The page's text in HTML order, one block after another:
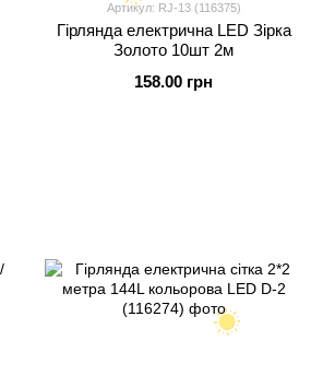
Артикул: RJ-13 (116375)
Гірлянда електрична LED Зірка
Золото 10шт 2м
158.00 грн